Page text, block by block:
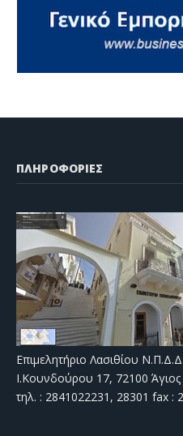
ΠΛΗΡΟΦΟΡΙΕΣ
Επιμελητήριο Λασιθίου Ν.Π.Δ.Δ.
Ι.Κουνδούρου 17, 72100
τηλ. : 2841022231, 28301 fax :